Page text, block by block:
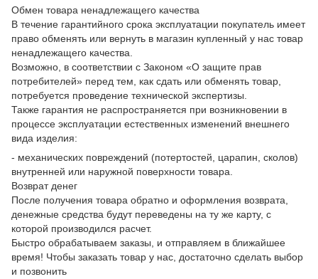
Обмен товара ненадлежащего качества
В течение гарантийного срока эксплуатации покупатель имеет
право обменять или вернуть в магазин купленный у нас товар
ненадлежащего качества.
Возможно, в соответствии с Законом «О защите прав
потребителей» перед тем, как сдать или обменять товар,
потребуется проведение технической экспертизы.
Также гарантия не распространяется при возникновении в
процессе эксплуатации естественных изменений внешнего
вида изделия:
- механических повреждений (потертостей, царапин, сколов)
внутренней или наружной поверхности товара.
Возврат денег
После получения товара обратно и оформления возврата,
денежные средства будут переведены на ту же карту, с
которой производился расчет.
Быстро обрабатываем заказы, и отправляем в ближайшее
время! Чтобы заказать товар у нас, достаточно сделать выбор
и позвонить